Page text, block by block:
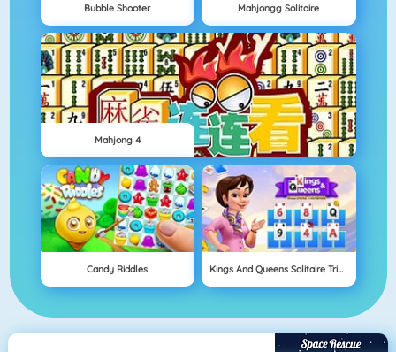
Bubble Shooter Mahjongg Solitaire
Mahjong 4
Candy Riddles Kings And Queens Solitaire Tripeaks